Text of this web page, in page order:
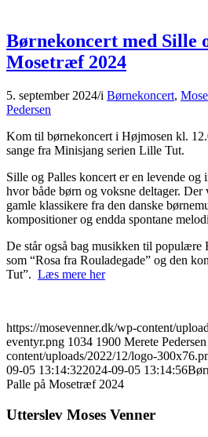
Børnekoncert med Sille
Mosetræf 2024
5. september 2024/i Børnekoncert,
Pedersen
Kom til børnekoncert i Højmosen kl.
sange fra Minisjang serien Lille Tut.
Sille og Palles koncert er en levende og
hvor både børn og voksne deltager.
gamle klassikere fra den danske
kompositioner og endda spontane
De står også bag musikken til populære
som “Rosa fra Rouladegade” og den
Tut”. Læs mere her
https://mosevenner.dk/wp-content/
eventyr.png 1034 1900 Merete Pedersen
content/uploads/2022/12/logo-
09-05 13:14:322024-09-05 13:14:56
Palle på Mosetræf 2024
Utterslev Moses Venner